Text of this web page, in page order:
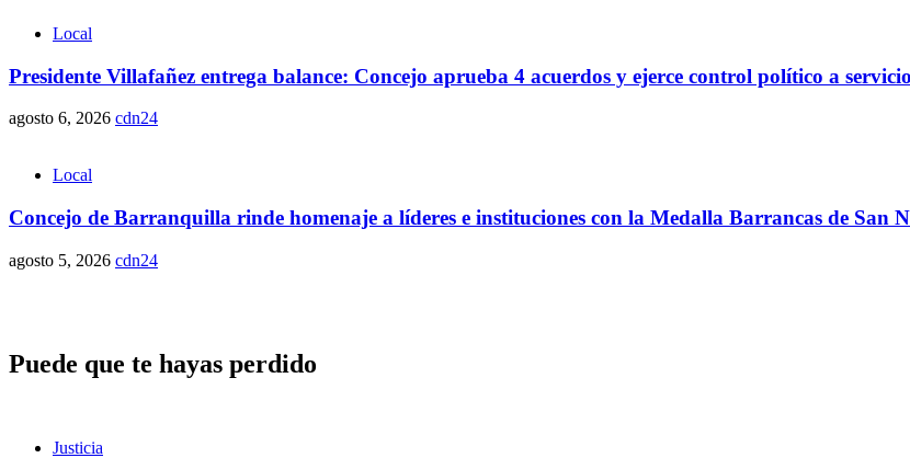
Local
Presidente Villafañez entrega balance: Concejo aprueba 4 acuerdos y ejerce control político a
agosto 6, 2026 cdn24
Local
Concejo de Barranquilla rinde homenaje a líderes e instituciones con la Medalla Barrancas de San
agosto 5, 2026 cdn24
Puede que te hayas perdido
Justicia